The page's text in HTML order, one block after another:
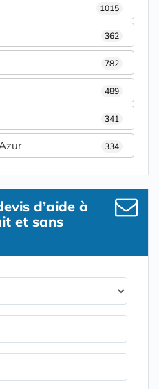
1015
362
782
489
341
334
d’aide à
et sans